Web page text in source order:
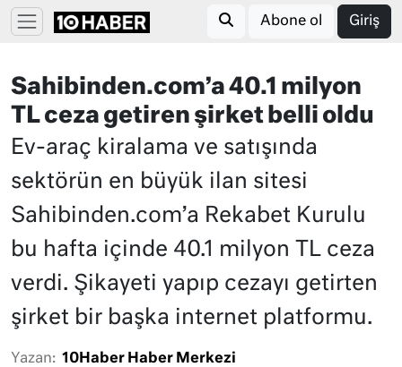
Abone ol Giriş
Sahibinden.com’a 40.1 milyon
TL ceza getiren şirket belli oldu
Ev-araç kiralama ve satışında
sektörün en büyük ilan sitesi
Sahibinden.com’a Rekabet Kurulu
bu hafta içinde 40.1 milyon TL ceza
verdi. Şikayeti yapıp cezayı getirten
şirket bir başka internet platformu.
Yazan: 10Haber Haber Merkezi